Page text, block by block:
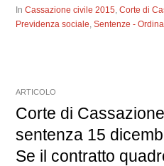
InCassazione civile 2015,Corte di
Previdenza sociale,Sentenze -
ARTICOLO
Corte di
sentenza 15
Se il contratto